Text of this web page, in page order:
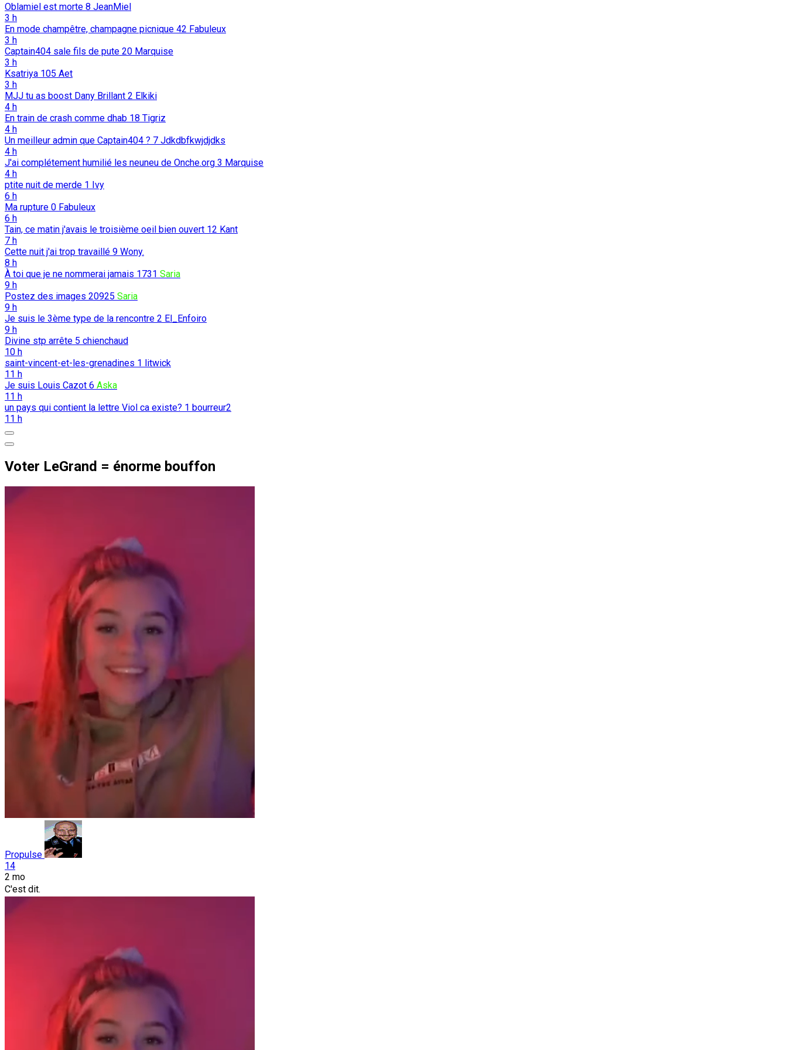
Oblamiel est morte 8 JeanMiel
3 h
En mode champêtre, champagne picnique 42 Fabuleux
3 h
Captain404 sale fils de pute 20 Marquise
3 h
Ksatriya 105 Aet
3 h
MJJ tu as boost Dany Brillant 2 Elkiki
4 h
En train de crash comme dhab 18 Tigriz
4 h
Un meilleur admin que Captain404 ? 7 Jdkdbfkwjdjdks
4 h
J'ai complétement humilié les neuneu de Onche.org 3 Marquise
4 h
ptite nuit de merde 1 Ivy
6 h
Ma rupture 0 Fabuleux
6 h
Tain, ce matin j'avais le troisième oeil bien ouvert 12 Kant
7 h
Cette nuit j'ai trop travaillé 9 Wony.
8 h
À toi que je ne nommerai jamais 1731 Saria
9 h
Postez des images 20925 Saria
9 h
Je suis le 3ème type de la rencontre 2 El_Enfoiro
9 h
Divine stp arrête 5 chienchaud
10 h
saint-vincent-et-les-grenadines 1 litwick
11 h
Je suis Louis Cazot 6 Aska
11 h
un pays qui contient la lettre Viol ca existe? 1 bourreur2
11 h
Voter LeGrand = énorme bouffon
Propulse
14
2 mo
C'est dit.